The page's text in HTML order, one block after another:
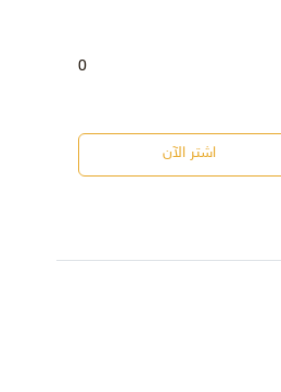
0
اشتر الآن